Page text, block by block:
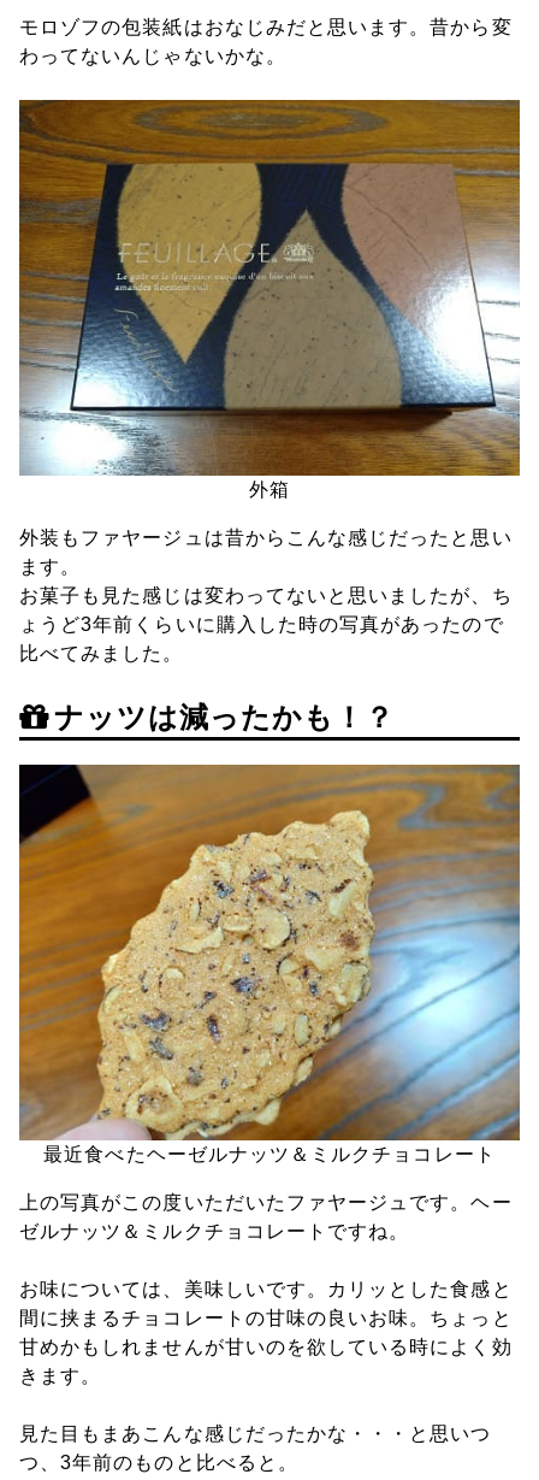
モロゾフの包装紙はおなじみだと思います。昔から変
わってないんじゃないかな。
外箱
外装もファヤージュは昔からこんな感じだったと思い
ます。
お菓子も見た感じは変わってないと思いましたが、ち
ょうど3年前くらいに購入した時の写真があったので
比べてみました。
ナッツは減ったかも！？
最近食べたヘーゼルナッツ＆ミルクチョコレート
上の写真がこの度いただいたファヤージュです。ヘー
ゼルナッツ＆ミルクチョコレートですね。
お味については、美味しいです。カリッとした食感と
間に挟まるチョコレートの甘味の良いお味。ちょっと
甘めかもしれませんが甘いのを欲している時によく効
きます。
見た目もまあこんな感じだったかな・・・と思いつ
つ、3年前のものと比べると。